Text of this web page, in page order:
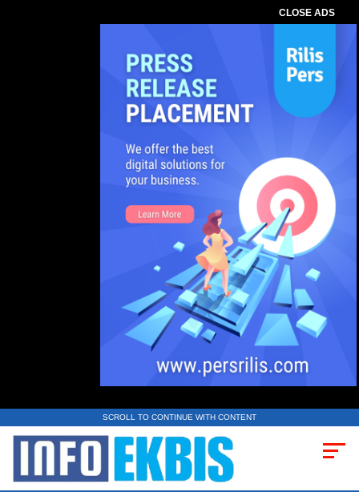
CLOSE ADS
SCROLL TO CONTINUE WITH CONTENT